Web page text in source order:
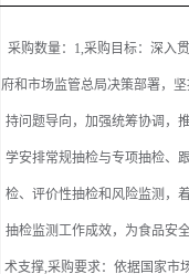
采购数量： 1,采购目标：深入
府和市场监管总局决策部署，坚
持问题导向，加强统筹协调，
学安排常规抽检与专项抽检、
检、评价性抽检和风险监测，
抽检监测工作成效，为食品安
术支撑,采购要求：依据国家市